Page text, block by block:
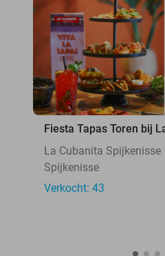
Fiesta Tapas Toren bij
La Cubanita Spijkenisse
Spijkenisse
Verkocht: 43